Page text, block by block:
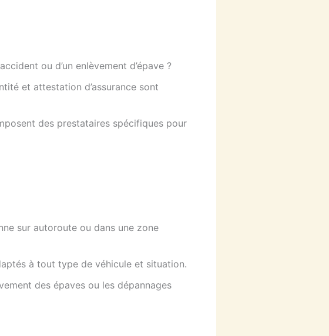
ou d’un enlèvement d’épave ?
et attestation d’assurance sont
des prestataires spécifiques pour
sur autoroute ou dans une zone
à tout type de véhicule et situation.
des épaves ou les dépannages